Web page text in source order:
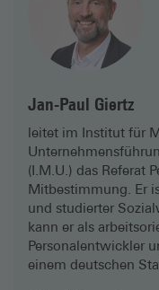
Jan-Paul Giertz
leitet im Institut für
(I.M.U.) das Referat
Mitbestimmung. Er
und studierter
kann er als
Personalentwickler
einem deutschen